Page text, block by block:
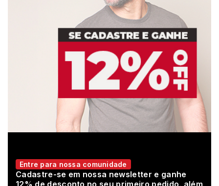
Entre para nossa comunidade
Cadastre-se em nossa newsletter e ganhe
12% de desconto no seu primeiro pedido, além